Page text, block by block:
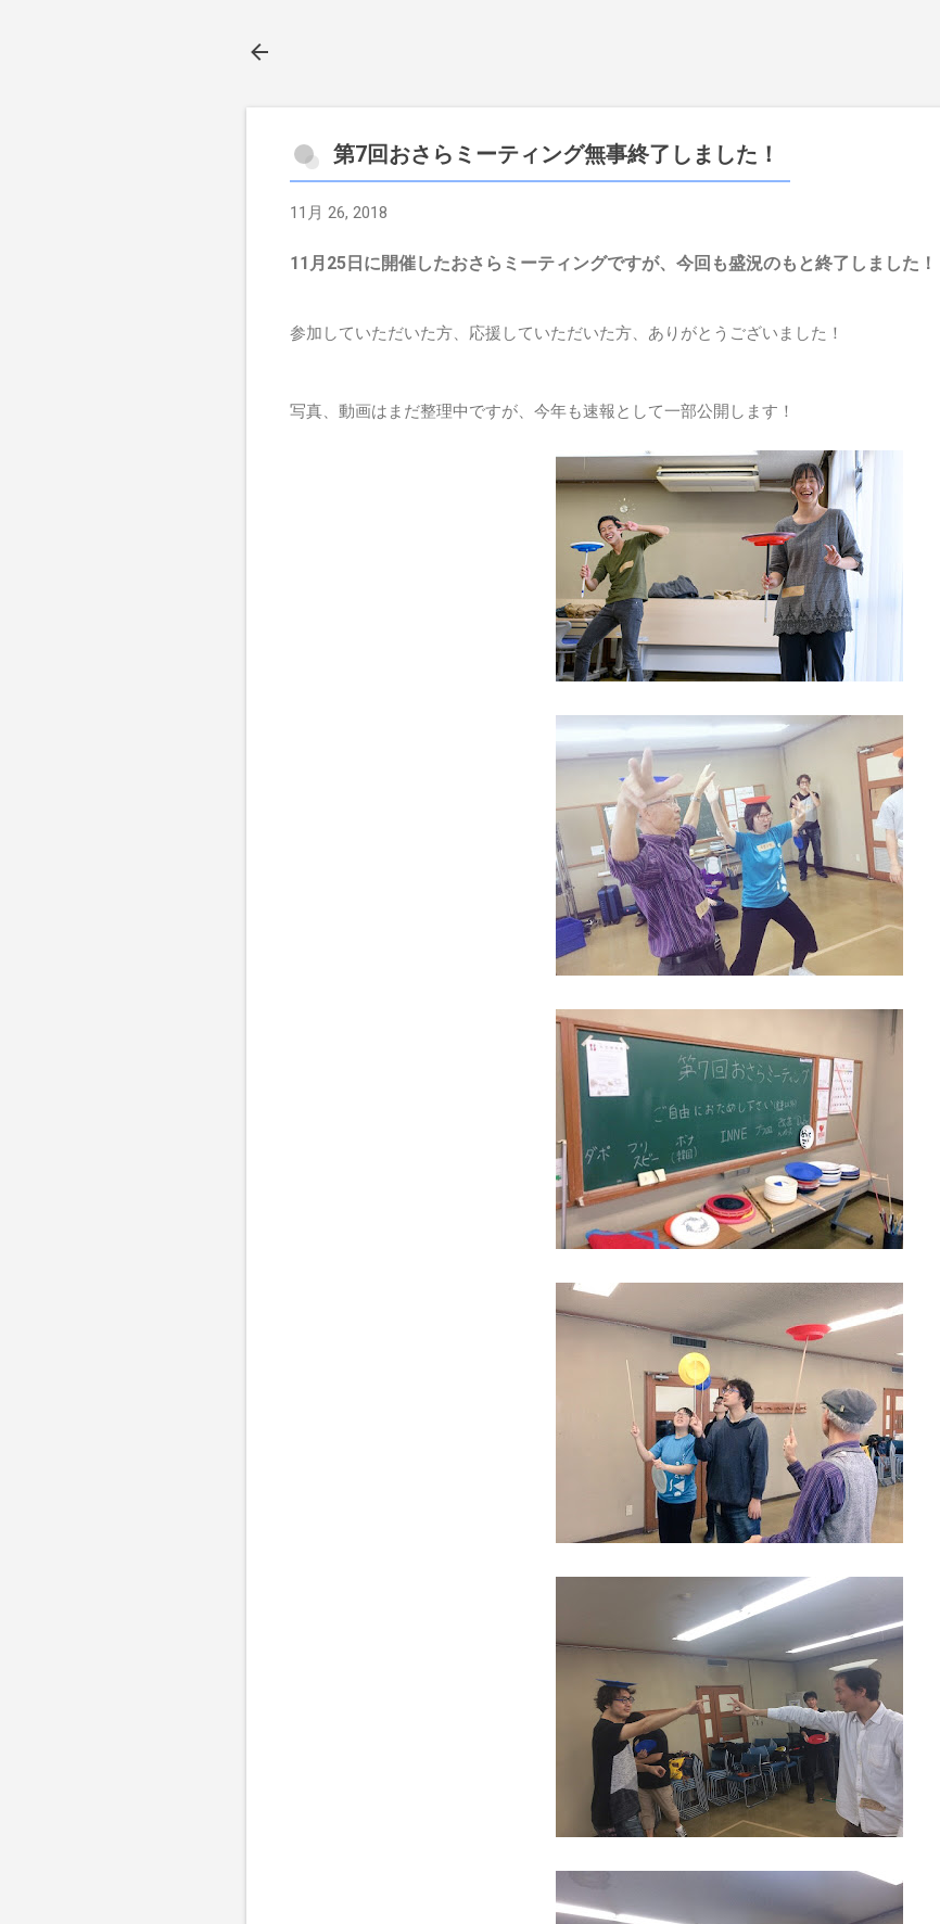
第7回おさらミーティング無事終了しました！
11月 26, 2018
11月25日に開催したおさらミーティングですが、今回も盛況のもと終了しました！
参加していただいた方、応援していただいた方、ありがとうございました！
写真、動画はまだ整理中ですが、今年も速報として一部公開します！